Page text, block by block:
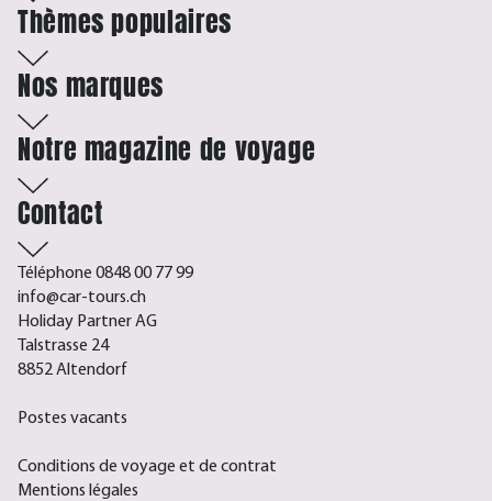
Thèmes populaires
Nos marques
Notre magazine de voyage
Contact
Téléphone 0848 00 77 99
info@car-tours.ch
Holiday Partner AG
Talstrasse 24
8852 Altendorf
Postes vacants
Conditions de voyage et de contrat
Mentions légales